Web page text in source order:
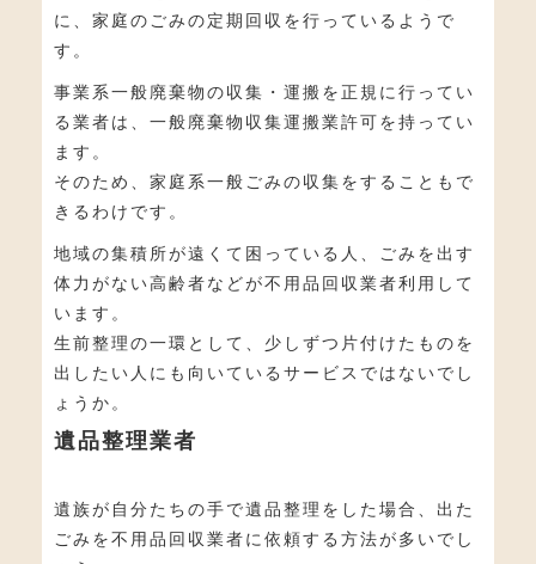
に、家庭のごみの定期回収を行っているようで
す。
事業系一般廃棄物の収集・運搬を正規に行ってい
る業者は、一般廃棄物収集運搬業許可を持ってい
ます。
そのため、家庭系一般ごみの収集をすることもで
きるわけです。
地域の集積所が遠くて困っている人、ごみを出す
体力がない高齢者などが不用品回収業者利用して
います。
生前整理の一環として、少しずつ片付けたものを
出したい人にも向いているサービスではないでし
ょうか。
遺品整理業者
遺族が自分たちの手で遺品整理をした場合、出た
ごみを不用品回収業者に依頼する方法が多いでし